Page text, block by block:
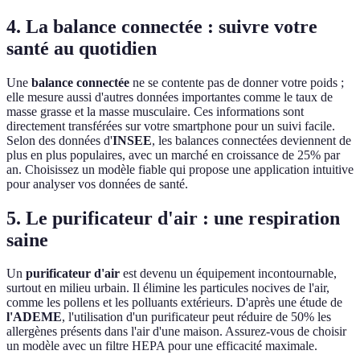
4. La balance connectée : suivre votre
santé au quotidien
Une balance connectée ne se contente pas de donner votre poids ;
elle mesure aussi d'autres données importantes comme le taux de
masse grasse et la masse musculaire. Ces informations sont
directement transférées sur votre smartphone pour un suivi facile.
Selon des données d'INSEE, les balances connectées deviennent de
plus en plus populaires, avec un marché en croissance de 25% par
an. Choisissez un modèle fiable qui propose une application intuitive
pour analyser vos données de santé.
5. Le purificateur d'air : une respiration
saine
Un purificateur d'air est devenu un équipement incontournable,
surtout en milieu urbain. Il élimine les particules nocives de l'air,
comme les pollens et les polluants extérieurs. D'après une étude de
l'ADEME, l'utilisation d'un purificateur peut réduire de 50% les
allergènes présents dans l'air d'une maison. Assurez-vous de choisir
un modèle avec un filtre HEPA pour une efficacité maximale.